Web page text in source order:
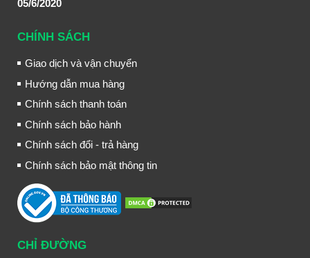
05/6/2020
CHÍNH SÁCH
Giao dịch và vận chuyển
Hướng dẫn mua hàng
Chính sách thanh toán
Chính sách bảo hành
Chính sách đổi - trả hàng
Chính sách bảo mật thông tin
CHỈ ĐƯỜNG